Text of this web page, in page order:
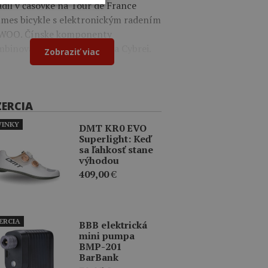
v časovke na Tour de France
bicykle s elektronickým radením
Čínske komponenty
s dielmi Shimano a Cybrei.
Zobraziť viac
DMT KR0 EVO
Superlight: Keď
sa ľahkosť stane
výhodou
409,00€
BBB elektrická
mini pumpa
BMP-201
BarBank